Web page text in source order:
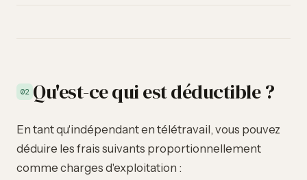
02 Qu'est-ce qui est déductible ?
En tant qu'indépendant en télétravail, vous pouvez
déduire les frais suivants proportionnellement
comme charges d'exploitation :